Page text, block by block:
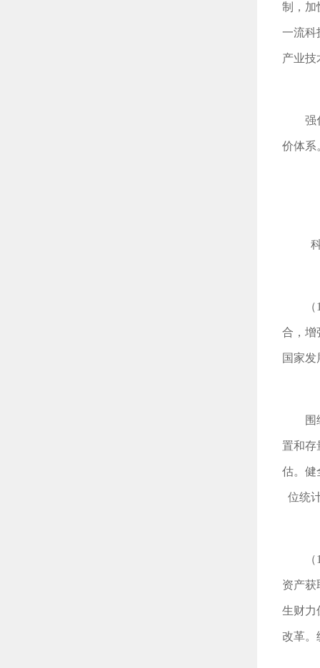
制，加
一流科
产业技
强
价体系
合，增
国家
围
置和存
估。健
位统
资产获
生财力
改革。